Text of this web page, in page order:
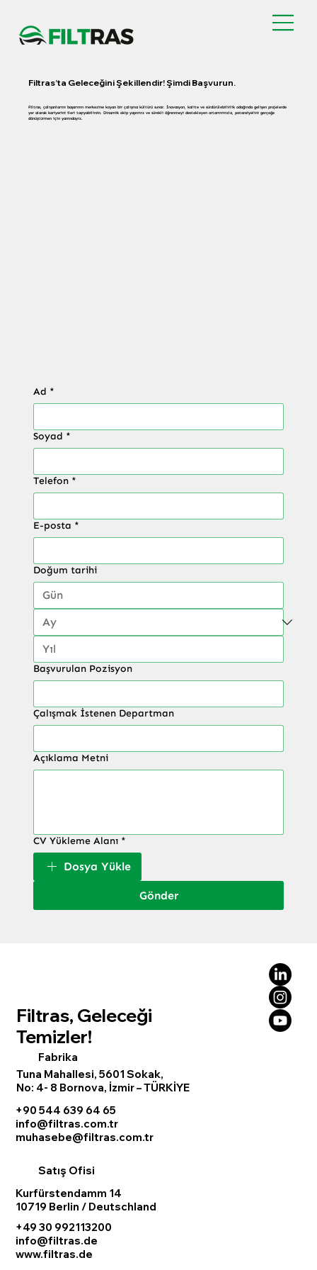
Filtras’ta Geleceğini Şekillendir! Şimdi Başvurun.
Filtras, çalışanlarını başarının merkezine koyan bir çalışma kültürü sunar. İnovasyon, kalite ve sürdürülebilirlik odağında gelişen projelerde
yer alarak kariyerini ileri taşıyabilirsin. Dinamik ekip yapımız ve sürekli öğrenmeyi destekleyen ortamımızla, potansiyelini gerçeğe
dönüştürmen için yanındayız.
Ad *
Soyad *
Telefon *
E-posta *
Doğum tarihi
Başvurulan Pozisyon
Çalışmak İstenen Departman
Açıklama Metni
CV Yükleme Alanı *
Dosya Yükle
Gönder
Filtras, Geleceği
Temizler!
Tuna Mahallesi, 5601 Sokak,
No: 4- 8 Bornova, İzmir – TÜRKİYE
+90 544 639 64 65
info@filtras.com.tr
muhasebe@filtras.com.tr
Kurfürstendamm 14
10719 Berlin / Deutschland
+49 30 992113200
info@filtras.de
www.filtras.de
Satış Ofisi
Fabrika